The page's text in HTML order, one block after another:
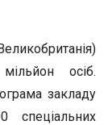
осіб.
закладу
спеціальних